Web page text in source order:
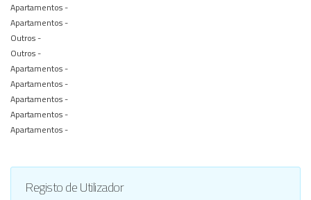
Apartamentos -
Apartamentos -
Outros -
Outros -
Apartamentos -
Apartamentos -
Apartamentos -
Apartamentos -
Apartamentos -
Registo de Utilizador